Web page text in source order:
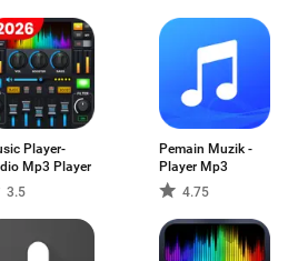
Player-
Mp3 Player
3.5
Pemain Muzik -
Player Mp3
4.75